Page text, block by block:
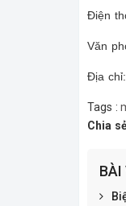
Điện
Văn
Địa
Tags :
Chia
BÀI